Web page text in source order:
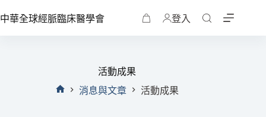
中華全球經脈臨床醫學會 登入
活動成果
消息與文章
活動成果